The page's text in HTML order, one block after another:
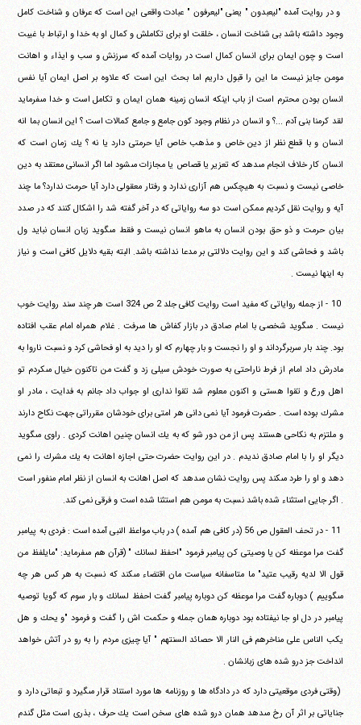
‏ ‏و در روايت آمده "ليعبدون " يعنى "ليعرفون " عبادت واقعى اين‏ ‏است كه عرفان و شناخت كامل
وجود داشته باشد بى شناخت انسان ،‏ ‏خلقت او براى تكاملش و كمال او به خدا و ارتباط با غيبت
است و چون‏ ‏ايمان براى انسان كمال است در روايات آمده كه سرزنش و سب و ايذاء‏ ‏و اهانت
مومن جايز نيست ما اين را قبول داريم اما بحث اين است كه‏ ‏علاوه بر اصل ايمان آيا نفس
انسان بودن محترم است از باب اينكه‏ ‏انسان زمينه همان ايمان و تكامل است و خدا مى‎فرمايد
لقد كرمنا‏ ‏بنى آدم ...؟ و انسان در نظام وجود كون جامع و جامع كمالات است ؟ اين‏ ‏انسان بما انه
انسان و با قطع نظر از دين خاص و مذهب خاص آيا‏ ‏حرمتى دارد يا نه ؟ يك زمان است كه
انسان كار خلاف انجام مى‎دهد كه‏ ‏تعزير يا قصاص يا مجازات مى‎شود اما اگر انسانى معتقد به دين
خاصى‏ ‏نيست و نسبت به هيچكس هم آزارى ندارد و رفتار معقولى دارد آيا‏ ‏حرمت ندارد؟ ما چند
آيه و روايت نقل كرديم ممكن است دو سه‏ ‏رواياتى كه در آخر گفته شد را اشكال كنند كه در صدد
بيان حرمت و‏ ‏ذو حق بودن انسان به ماهو انسان نيست و فقط مى‎گويد زبان انسان نبايد‏ ‏ول
باشد و فحاشى كند و اين روايت دلالتى بر مدعا نداشته باشد. البته‏ ‏بقيه دلايل كافى است و نياز
به اينها نيست .
‏ ‏10 - از جمله رواياتى كه مفيد است روايت كافى جلد 2 ص 324‏ ‏است هر چند سند روايت خوب
نيست . مى‎گويد شخصى با امام صادق‏ ‏در بازار كفاش ها مى‎رفت . غلام همراه امام عقب افتاده
بود. چند بار‏ ‏سربرگرداند و او را نجست و بار چهارم كه او را ديد به او فحاشى كرد و‏ ‏نسبت ناروا به
مادرش داد امام از فرط ناراحتى به صورت خودش سيلى‏ ‏زد و گفت من تاكنون خيال مى‎كردم تو
اهل ورع و تقوا هستى و اكنون‏ ‏معلوم شد تقوا ندارى او جواب داد جانم به فدايت ، مادر او
مشرك بوده‏ ‏است . حضرت فرمود آيا نمى دانى هر امتى براى خودشان مقرراتى‏ ‏جهت نكاح دارند
و ملتزم به نكاحى هستند پس از من دور شو كه به يك‏ ‏انسان چنين اهانت كردى . راوى مى‎گويد
ديگر او را با امام صادق نديدم .‏ ‏در اين روايت حضرت حتى اجازه اهانت به يك مشرك را نمى
دهد و او‏ ‏را طرد مى‎كند پس روايت نشان مى‎دهد كه اصل اهانت به انسان از نظر‏ ‏امام منفور است
. اگر جايى استثناء شده باشد نسبت به مومن هم استثنا‏ ‏شده است و فرقى نمى كند.
‏ ‏11 - در تحف العقول ص 56 (در كافى هم آمده ) در باب مواعظ‏ ‏النبى آمده است : فردى به پيامبر
گفت مرا موعظه كن يا وصيتى كن پيامبر‏ ‏فرمود "احفظ لسانك " (قرآن هم مى‎فرمايد: "مايلفظ من
قول الا لديه‏ ‏رقيب عتيد" ما متاسفانه سياست مان اقتضاء مى‎كند كه نسبت به هر كس‏ ‏هر چه
مى‎گوييم ) دوباره گفت مرا موعظه كن دوباره پيامبر گفت احفظ‏ ‏لسانك و بار سوم كه گويا توصيه
پيامبر در دل او جا نيفتاده بود دوباره‏ ‏همان جمله و حكمت اش را گفت و فرمود "و يحك و هل
يكب الناس‏ ‏على مناخرهم فى النار الا حصائد السنتهم " آيا چيزى مردم را به رو در‏ ‏آتش خواهد
انداخت جز درو شده هاى زبانشان .
‏ (وقتى فردى موقعيتى دارد كه در دادگاه ها و روزنامه ها مورد استناد‏ ‏قرار مى‎گيرد و تبعاتى دارد و
جناياتى بر اثر آن رخ مى‎دهد همان درو‏ ‏شده هاى سخن است يك حرف ، بذرى است مثل گندم